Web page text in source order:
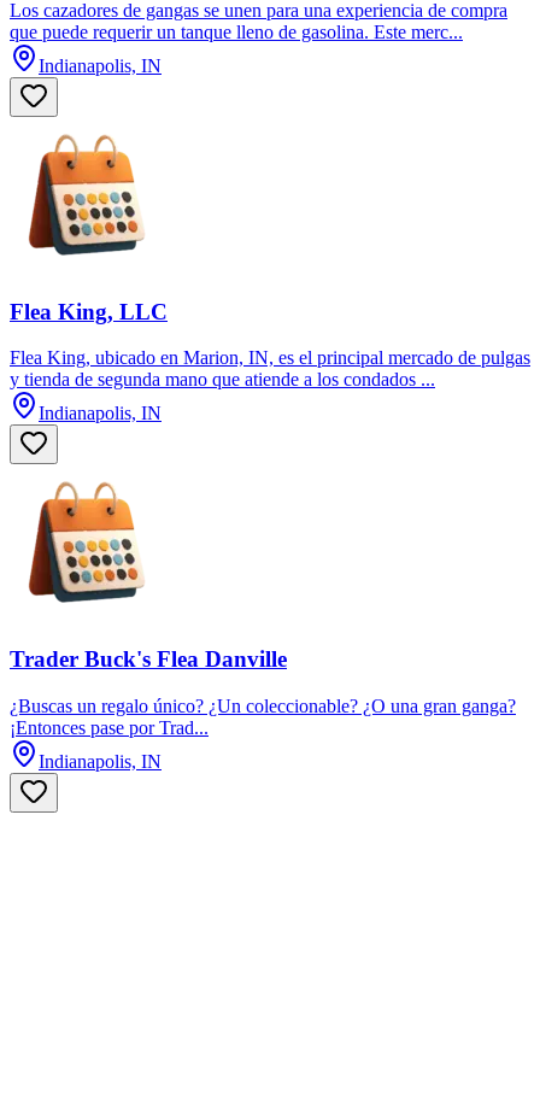
Los cazadores de gangas se unen para una experiencia de compra
que puede requerir un tanque lleno de gasolina. Este merc...
Indianapolis, IN
Flea King, LLC
Flea King, ubicado en Marion, IN, es el principal mercado de pulgas
y tienda de segunda mano que atiende a los condados ...
Indianapolis, IN
Trader Buck's Flea Danville
¿Buscas un regalo único? ¿Un coleccionable? ¿O una gran ganga?
¡Entonces pase por Trad...
Indianapolis, IN